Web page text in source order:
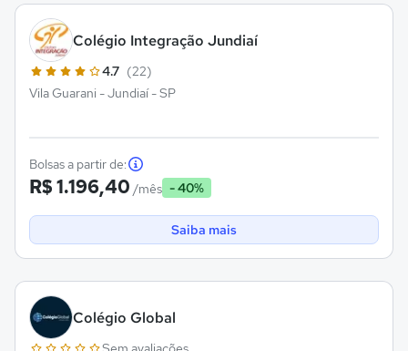
Colégio Integração Jundiaí
4.7 (22)
Vila Guarani - Jundiaí - SP
Bolsas a partir de:
R$ 1.196,40 /mês - 40%
Saiba mais
Colégio Global